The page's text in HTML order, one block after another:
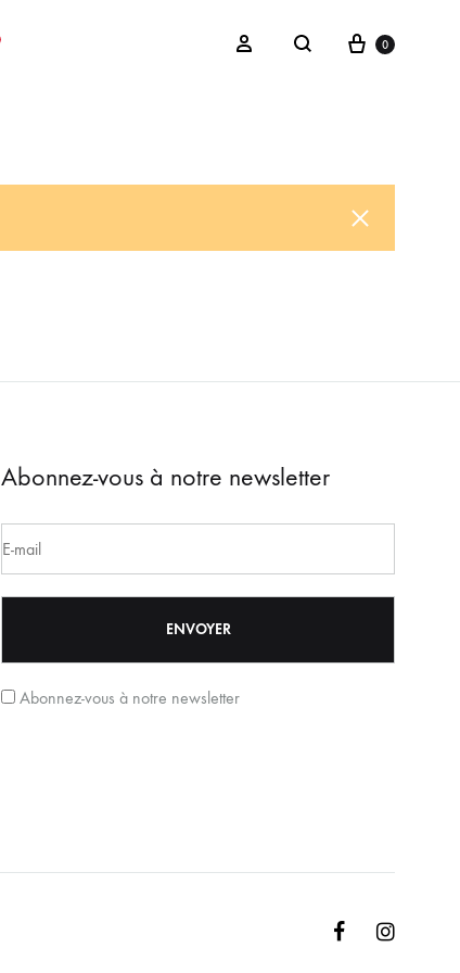
Sign in
Search
Cart
0
Abonnez-vous à notre newsletter
Abonnez-vous à notre newsletter
Facebook